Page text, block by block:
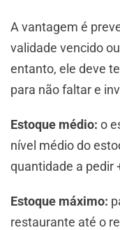
A vantagem é
validade vencido
entanto, ele deve
para não faltar e
Estoque médio: o
nível médio do
quantidade a pedir
Estoque máximo:
restaurante até o